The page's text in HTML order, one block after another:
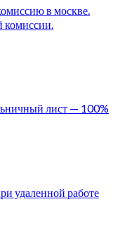
в москве.
комиссии.
лист — 100%
удаленной работе